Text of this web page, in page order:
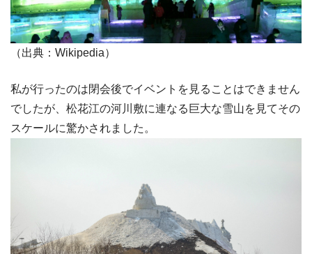
（出典：Wikipedia）
私が行ったのは閉会後でイベントを見ることはできません
でしたが、松花江の河川敷に連なる巨大な雪山を見てその
スケールに驚かされました。